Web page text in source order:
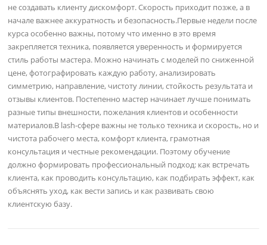
не создавать клиенту дискомфорт. Скорость приходит позже, а в
начале важнее аккуратность и безопасность.Первые недели после
курса особенно важны, потому что именно в это время
закрепляется техника, появляется уверенность и формируется
стиль работы мастера. Можно начинать с моделей по сниженной
цене, фотографировать каждую работу, анализировать
симметрию, направление, чистоту линии, стойкость результата и
отзывы клиентов. Постепенно мастер начинает лучше понимать
разные типы внешности, пожелания клиентов и особенности
материалов.В lash-сфере важны не только техника и скорость, но и
чистота рабочего места, комфорт клиента, грамотная
консультация и честные рекомендации. Поэтому обучение
должно формировать профессиональный подход: как встречать
клиента, как проводить консультацию, как подбирать эффект, как
объяснять уход, как вести запись и как развивать свою
клиентскую базу.